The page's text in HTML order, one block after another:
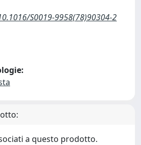
S0019-9958(78)90304-2
a questo prodotto.